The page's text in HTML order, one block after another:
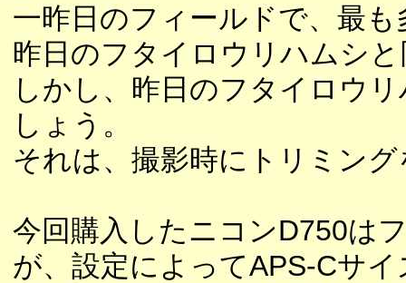
一昨日のフィールドで、最
昨日のフタイロウリハムシ
しかし、昨日のフタイロウ
しょう。
それは、撮影時にトリミン
今回購入したニコンD750は
が、設定によってAPS-Cサ